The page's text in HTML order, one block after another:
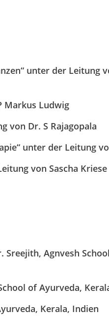
unter der Leitung
Markus Ludwig
von Dr. S Rajagopala
unter der Leitung
von Sascha Kriese
Agnvesh
of Ayurveda,
Kerala, Indien